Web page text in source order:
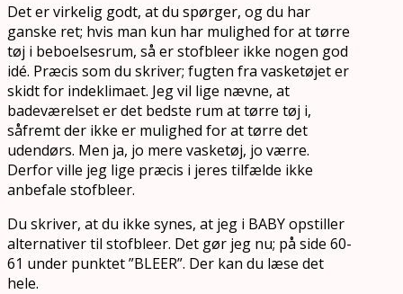
Det er virkelig godt, at du spørger, og du har
ganske ret; hvis man kun har mulighed for at tørre
tøj i beboelsesrum, så er stofbleer ikke nogen god
idé. Præcis som du skriver; fugten fra vasketøjet er
skidt for indeklimaet. Jeg vil lige nævne, at
badeværelset er det bedste rum at tørre tøj i,
såfremt der ikke er mulighed for at tørre det
udendørs. Men ja, jo mere vasketøj, jo værre.
Derfor ville jeg lige præcis i jeres tilfælde ikke
anbefale stofbleer.
Du skriver, at du ikke synes, at jeg i BABY opstiller
alternativer til stofbleer. Det gør jeg nu; på side 60-
61 under punktet ”BLEER”. Der kan du læse det
hele.